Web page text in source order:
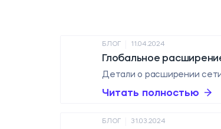
БЛОГ 31.03.2024
БЛОГ 11.04.2024
Глобальное
Детали о расширении
Читать полностью